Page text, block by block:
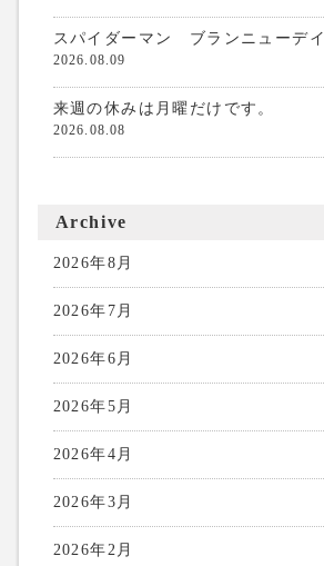
スパイダーマン ブランニューデイ
2026.08.09
来週の休みは月曜だけです。
2026.08.08
Archive
2026年8月
2026年7月
2026年6月
2026年5月
2026年4月
2026年3月
2026年2月